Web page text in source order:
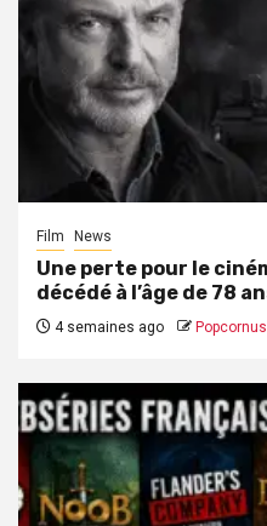
Film News
Une perte pour le
décédé à l’âge de 78
4 semaines ago Popcornus